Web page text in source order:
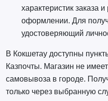
характеристик заказа
оформлении. Для
удостоверяющий
В Кокшетау доступны
Казпочты. Магазин не
самовывоза в городе.
только через выбранную